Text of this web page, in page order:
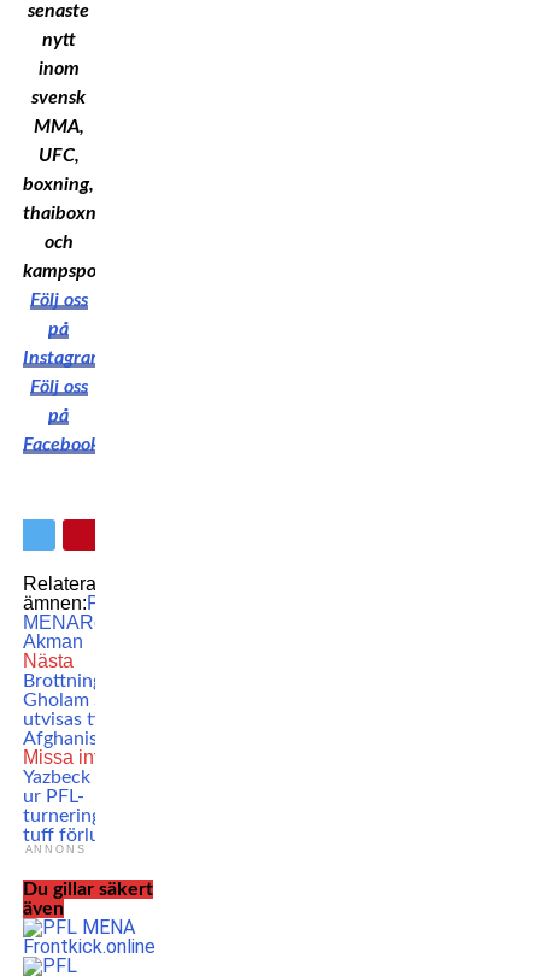
senaste
nytt
inom
svensk
MMA,
UFC,
boxning,
thaiboxning
och
kampsport!
Följ oss
på
Instagram
Följ oss
på
Facebook
Relaterade
ämnen:PFL
MENARostem
Akman
Nästa
Brottningsprofilen
Gholam Soltani
utvisas till
Afghanistan
Missa inte
Yazbeck utslagen
ur PFL-
turneringen efter
tuff förlust
ANNONS
Du gillar säkert
även